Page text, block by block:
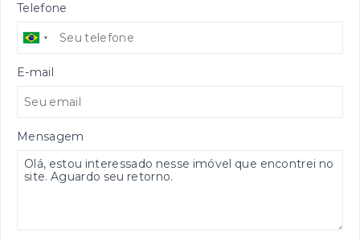
Telefone
E-mail
Mensagem